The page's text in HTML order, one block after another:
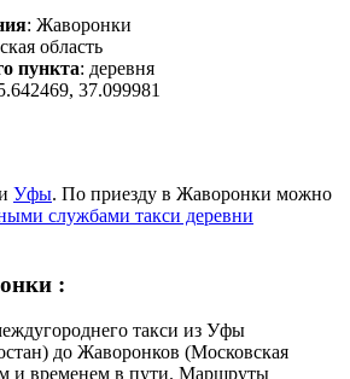
: Жаворонки
область
пункта: деревня
37.099981
Уфы. По приезду в Жаворонки можно
службами такси деревни
:
такси из Уфы
до Жаворонков (Московская
и временем в пути. Маршруты